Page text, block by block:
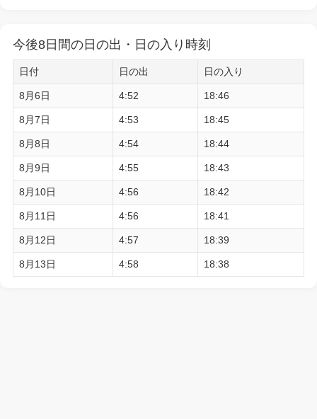
今後8日間の日の出・日の入り時刻
日付 日の出 日の入り
8月6日 4:52 18:46
8月7日 4:53 18:45
8月8日 4:54 18:44
8月9日 4:55 18:43
8月10日 4:56 18:42
8月11日 4:56 18:41
8月12日 4:57 18:39
8月13日 4:58 18:38